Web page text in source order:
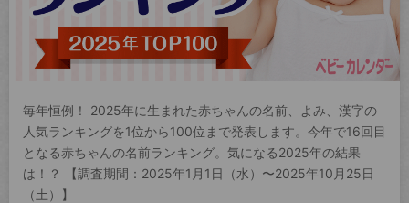
毎年恒例！ 2025年に生まれた赤ちゃんの名前、よみ、漢字の
人気ランキングを1位から100位まで発表します。今年で16回目
となる赤ちゃんの名前ランキング。気になる2025年の結果
は！？ 【調査期間：2025年1月1日（水）〜2025年10月25日
（土）】